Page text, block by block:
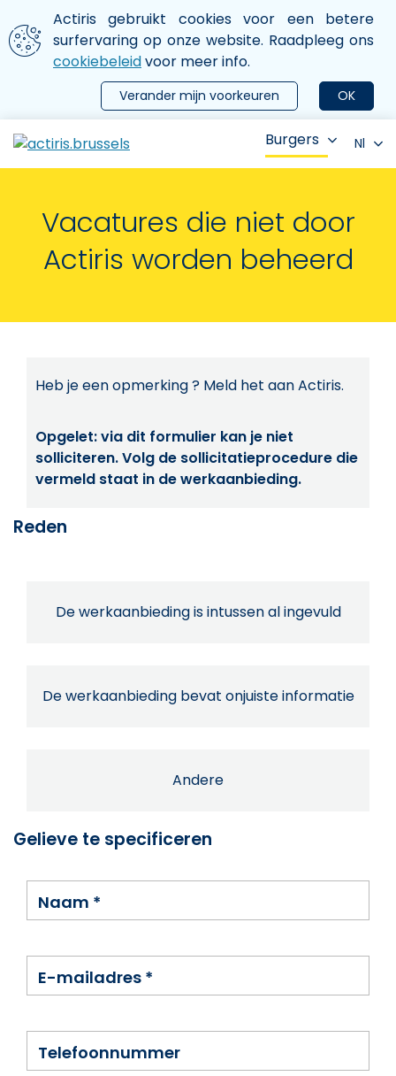
Aller au contenu principal
We gebruiken cookies
Actiris gebruikt cookies voor een betere
surfervaring op onze website. Raadpleeg ons
cookiebeleidvoor meer info.
OK
Verander mijn voorkeuren
le menu
Burgers Nl
Vacatures die niet door
Actiris worden beheerd
Heb je een opmerking ? Meld het aan Actiris.
Opgelet: via dit formulier kan je niet
solliciteren. Volg de sollicitatieprocedure die
vermeld staat in de werkaanbieding.
Reden
De werkaanbieding is intussen al ingevuld
De werkaanbieding bevat onjuiste informatie
Andere
Gelieve te specificeren
Naam *
E-mailadres *
Telefoonnummer